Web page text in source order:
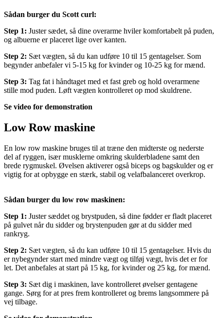
Sådan burger du Scott curl:
Step 1: Juster sædet, så dine overarme hviler komfortabelt på puden,
og albuerne er placeret lige over kanten.
Step 2: Sæt vægten, så du kan udføre 10 til 15 gentagelser. Som
begynder anbefaler vi 5-15 kg for kvinder og 10-25 kg for mænd.
Step 3: Tag fat i håndtaget med et fast greb og hold overarmene
stille mod puden. Løft vægten kontrolleret op mod skuldrene.
Se video for demonstration
Low Row maskine
En low row maskine bruges til at træne den midterste og nederste
del af ryggen, især musklerne omkring skulderbladene samt den
brede rygmuskel. Øvelsen aktiverer også biceps og bagskulder og er
vigtig for at opbygge en stærk, stabil og velafbalanceret overkrop.
Sådan burger du low row maskinen:
Step 1: Juster sæddet og brystpuden, så dine fødder er fladt placeret
på gulvet når du sidder og brystenpuden gør at du sidder med
rankryg.
Step 2: Sæt vægten, så du kan udføre 10 til 15 gentagelser. Hvis du
er nybegynder start med mindre vægt og tilføj vægt, hvis det er for
let. Det anbefales at start på 15 kg, for kvinder og 25 kg, for mænd.
Step 3: Sæt dig i maskinen, lave kontrolleret øvelser gentagene
gange. Sørg for at pres frem kontrolleret og brems langsommere på
vej tilbage.